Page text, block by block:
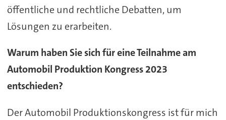
öffentliche und rechtliche Debatten, um
Lösungen zu erarbeiten.
Warum haben Sie sich für eine Teilnahme am
Automobil Produktion Kongress 2023
entschieden?
Der Automobil Produktionskongress ist für mich